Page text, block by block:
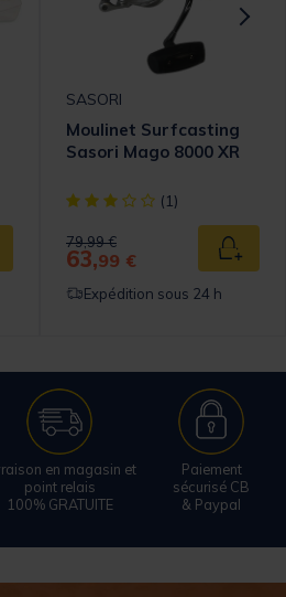
Rating
au panier
SASORI
Moulinet Surfcasting
Sasori Mago 8000 XR
[object Object] out of 5
(1)
Price reduced from
79,99 €to
63,99 €
Expédition sous 24 h
en magasin et
point relais
100% GRATUITE
Paiement
sécurisé CB
& Paypal